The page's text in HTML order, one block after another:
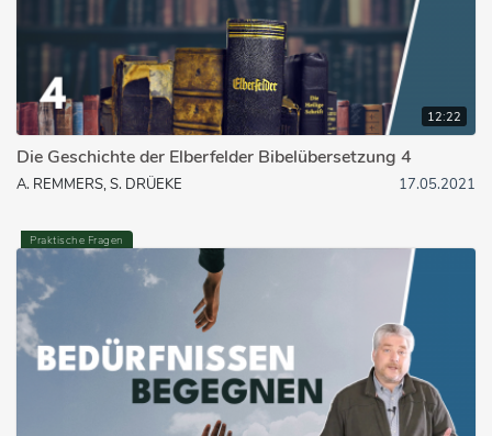
12:22
Die Geschichte der Elberfelder Bibelübersetzung 4
A. REMMERS, S. DRÜEKE 17.05.2021
Praktische Fragen